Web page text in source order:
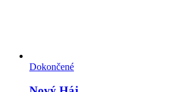
Dokončené